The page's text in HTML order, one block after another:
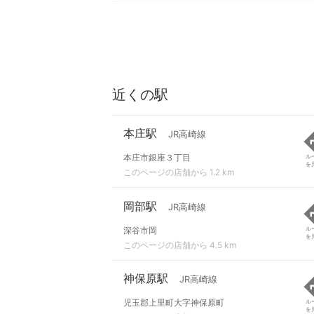
近くの駅
本庄駅 JR高崎線
本庄市銀座３丁目
このページの店舗から 1.2 km
ル
を
岡部駅 JR高崎線
深谷市岡
このページの店舗から 4.5 km
ル
を
神保原駅 JR高崎線
児玉郡上里町大字神保原町
ル
を